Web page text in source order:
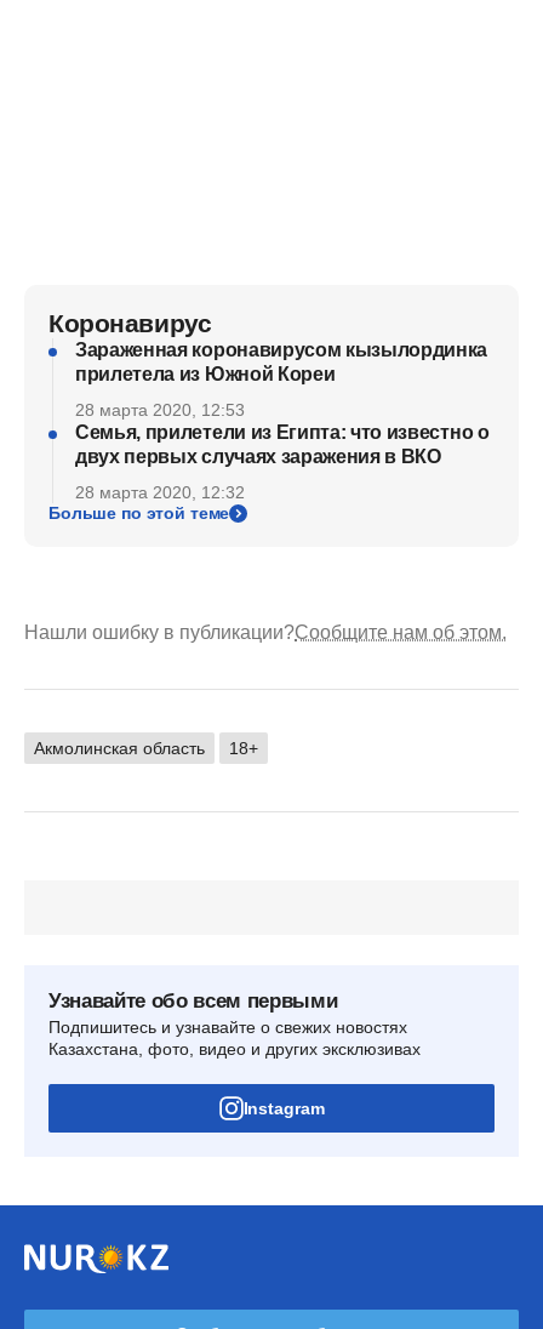
Коронавирус
Зараженная коронавирусом кызылординка
прилетела из Южной Кореи
28 марта 2020, 12:53
Семья, прилетели из Египта: что известно о
двух первых случаях заражения в ВКО
28 марта 2020, 12:32
Больше по этой теме
Нашли ошибку в публикации?Сообщите нам об этом.
Акмолинская область 18+
Узнавайте обо всем первыми
Подпишитесь и узнавайте о свежих новостях
Казахстана, фото, видео и других эксклюзивах
Instagram